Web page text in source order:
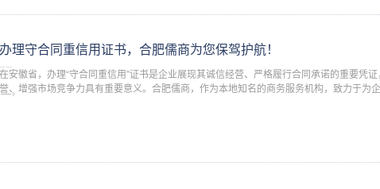
办理守合同重信用证书，合肥儒商为您保驾护航！
在安徽省，办理“守合同重信用”证书是企业展现其诚信经营、严格履行合同承诺的重要凭
誉、增强市场竞争力具有重要意义。合肥儒商，作为本地知名的商务服务机构，致力于为